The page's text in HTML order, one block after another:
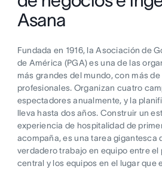
Asana
Fundada en 1916, la Asociación de
de América (PGA) es una de las
más grandes del mundo, con más
profesionales. Organizan cuatro
espectadores anualmente, y la
lleva hasta dos años. Construir un
experiencia de hospitalidad de
acompaña, es una tarea gigantesca
verdadero trabajo en equipo entre el
central y los equipos en el lugar que